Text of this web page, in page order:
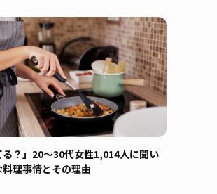
る？」20〜30代女性1,014人に聞い
理事情とその理由